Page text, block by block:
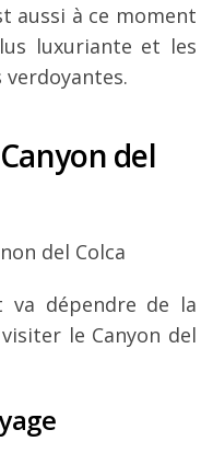
aussi à ce moment
luxuriante et les
del
va dépendre de la
le Canyon del